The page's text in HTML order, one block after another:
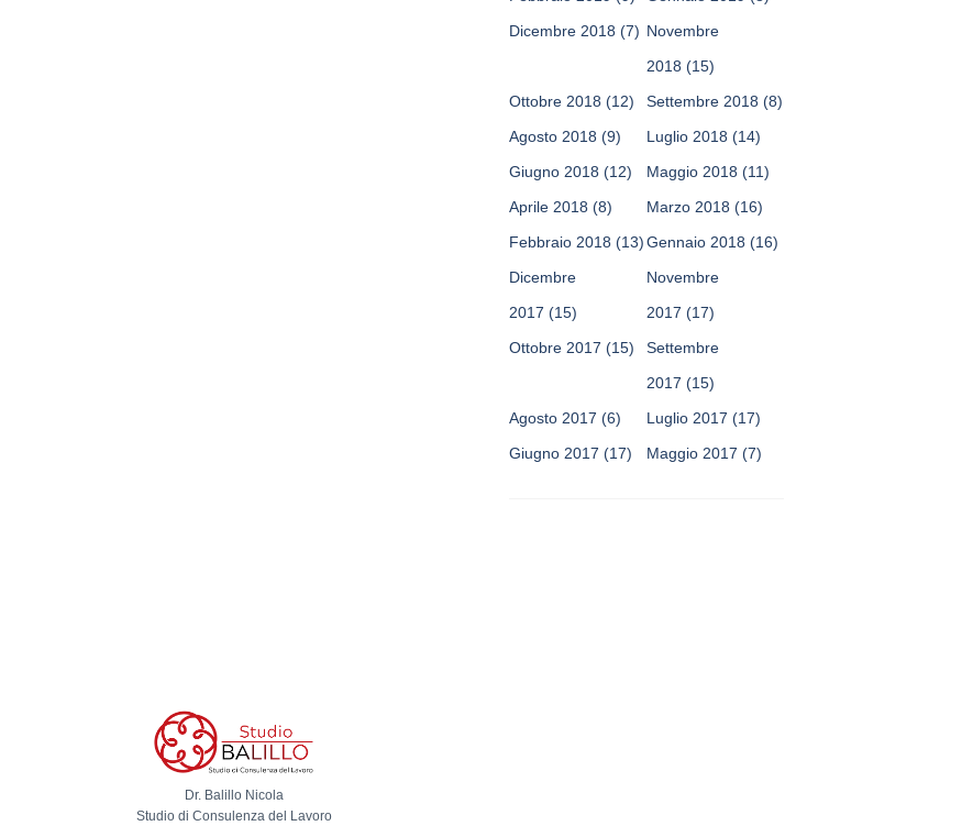
Dicembre 2018 (7) Novembre
2018 (15)
Ottobre 2018 (12) Settembre 2018 (8)
Agosto 2018 (9) Luglio 2018 (14)
Giugno 2018 (12) Maggio 2018 (11)
Aprile 2018 (8) Marzo 2018 (16)
Febbraio 2018 (13)Gennaio 2018 (16)
Dicembre
2017 (15)
Novembre
2017 (17)
Ottobre 2017 (15)
Settembre
2017 (15)
Agosto 2017 (6) Luglio 2017 (17)
Giugno 2017 (17) Maggio 2017 (7)
Dr. Balillo Nicola
Studio di Consulenza del Lavoro